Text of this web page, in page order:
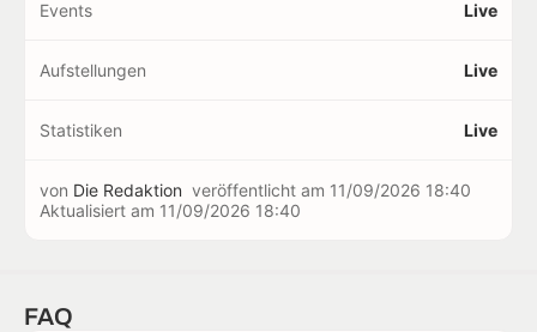
Events Live
Aufstellungen Live
Statistiken Live
von Die Redaktion veröffentlicht am 11/09/2026 18:40
Aktualisiert am 11/09/2026 18:40
FAQ